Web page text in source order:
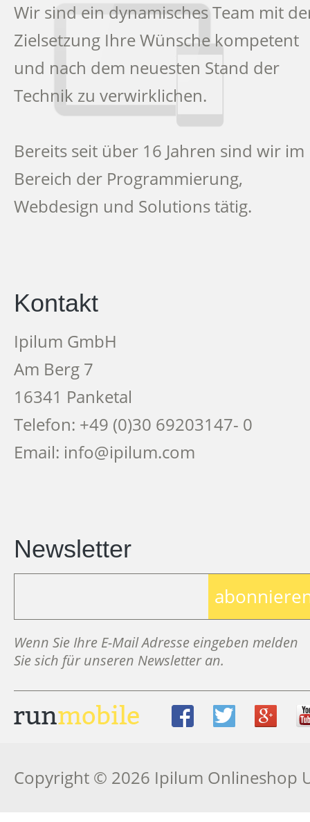
Wir sind ein dynamisches Team mit
Zielsetzung Ihre Wünsche kompetent
und nach dem neuesten Stand der
Technik zu verwirklichen.
Bereits seit über 16 Jahren sind wir im
Bereich der Programmierung,
Webdesign und Solutions tätig.
Kontakt
Ipilum GmbH
Am Berg 7
16341 Panketal
Telefon: +49 (0)30 69203147- 0
Email: info@ipilum.com
Newsletter
Wenn Sie Ihre E-Mail Adresse eingeben melden
Sie sich für unseren Newsletter an.
Copyright © 2026 Ipilum Onlineshop